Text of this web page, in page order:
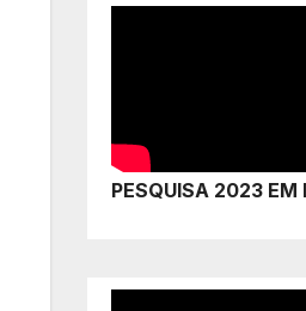
PESQUISA 2023 EM